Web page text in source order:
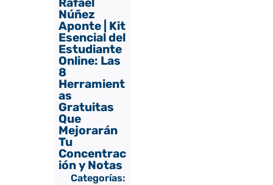
Rafael
Núñez
Aponte | Kit
Esencial del
Estudiante
Online: Las
8
Herramient
as
Gratuitas
Que
Mejorarán
Tu
Concentrac
ión y Notas
Categorías: